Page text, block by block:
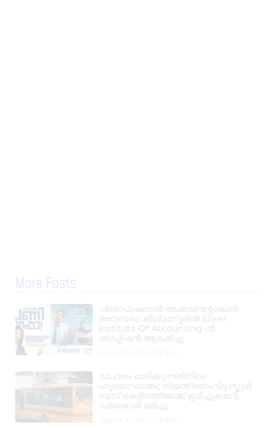
More Posts
പ്രൊഫഷണൽ അക്കൗണ്ടന്റാകാൻ
അവസരം; കിലിമാനൂരിൽ Elixer
Institute Of Accounting-ൽ
അഡ്മിഷൻ ആരംഭിച്ചു
വാഹനം ഓടിക്കുന്നതിനിടെ
ഹൃദയാഘാതം; നിയന്ത്രണംവിട്ട സ്കൂൾ
ബസ് കെട്ടിടത്തിലേക്ക് ഇടിച്ചുകയറി,
ഡ്രൈവർ മരിച്ചു